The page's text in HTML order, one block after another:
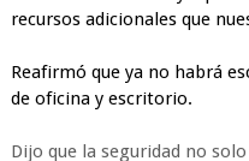
recursos adicionales que
Reafirmó que ya no habrá
de oficina y escritorio.
Dijo que la seguridad no